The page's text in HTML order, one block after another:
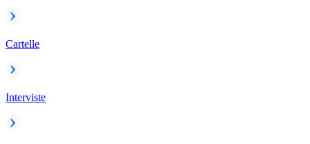
Cartelle
Interviste